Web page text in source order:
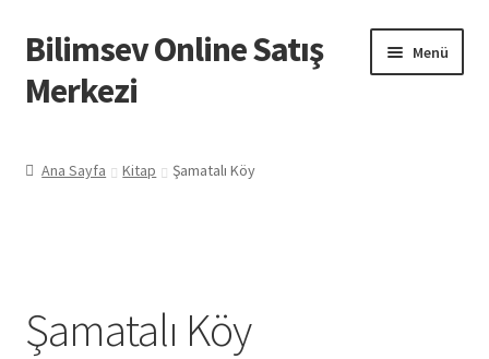
Dolaşıma
geç
İçeriğe
geç
Bilimsev Online Satış
Merkezi
Menü
Hesabım
Ana Sayfa Kitap Şamatalı Köy
Şamatalı Köy